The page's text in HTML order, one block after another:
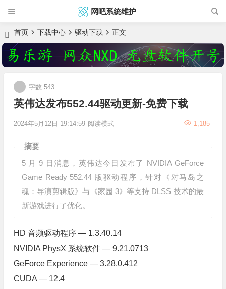
网吧系统维护
首页 下载中心 驱动下载 正文
英伟达发布552.44驱动更新-免费下载
2024年5月12日 19:14:59 1,185
字数 543
阅读模式
摘要
5 月 9 日消息，英伟达今日发布了 NVIDIA GeForce
Game Ready 552.44 版驱动程序，针对《对马岛之
魂：导演剪辑版》与《家园 3》等支持 DLSS 技术的最
新游戏进行了优化。
HD 音频驱动程序 — 1.3.40.14
NVIDIA PhysX 系统软件 — 9.21.0713
GeForce Experience — 3.28.0.412
CUDA — 12.4